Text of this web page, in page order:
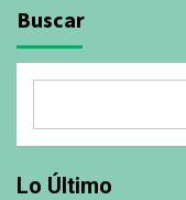
Buscar
Lo Último